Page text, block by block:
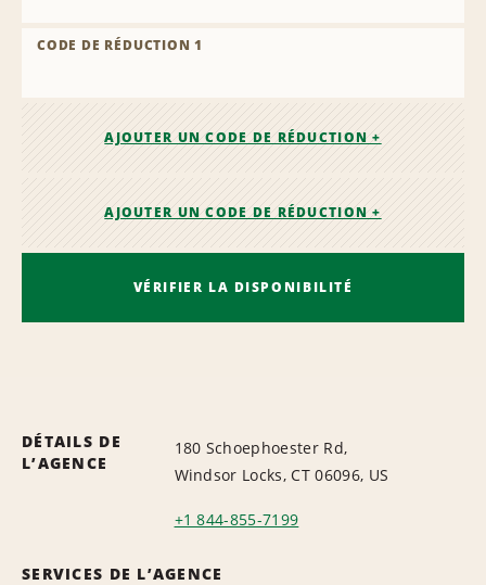
CODE DE RÉDUCTION 1
AJOUTER UN CODE DE RÉDUCTION +
AJOUTER UN CODE DE RÉDUCTION +
VÉRIFIER LA DISPONIBILITÉ
DÉTAILS DE
L’AGENCE
180 Schoephoester Rd,
Windsor Locks, CT 06096, US
+1 844-855-7199
SERVICES DE L’AGENCE